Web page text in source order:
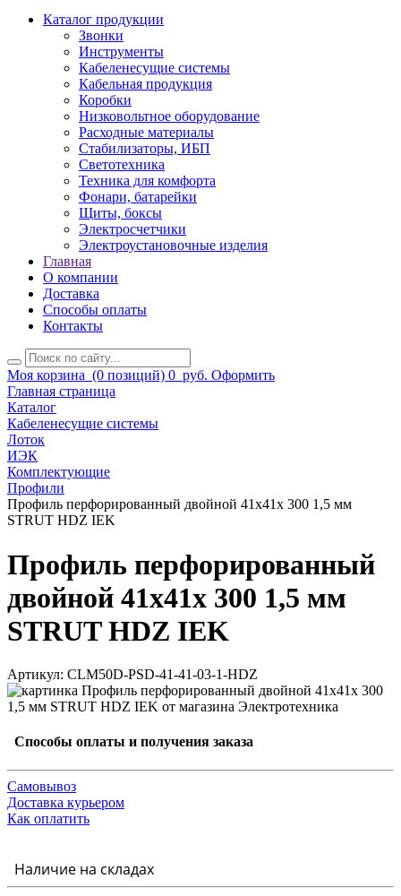
Каталог продукции
Звонки
Инструменты
Кабеленесущие системы
Кабельная продукция
Коробки
Низковольтное оборудование
Расходные материалы
Стабилизаторы, ИБП
Светотехника
Техника для комфорта
Фонари, батарейки
Щиты, боксы
Электросчетчики
Электроустановочные изделия
Главная
О компании
Доставка
Способы оплаты
Контакты
Моя корзина (0 позиций) 0 руб. Оформить
Главная страница
Каталог
Кабеленесущие системы
Лоток
ИЭК
Комплектующие
Профили
Профиль перфорированный двойной 41х41х 300 1,5 мм
STRUT HDZ IEK
Профиль перфорированный
двойной 41х41х 300 1,5 мм
STRUT HDZ IEK
Артикул: CLM50D-PSD-41-41-03-1-HDZ
Способы оплаты и получения заказа
Самовывоз
Доставка курьером
Как оплатить
Наличие на складах